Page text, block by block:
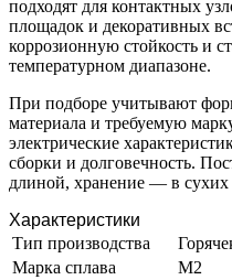
подходят для контактных
площадок и декоративных
коррозионную стойкость и
температурном диапазоне.
При подборе учитывают
материала и требуемую
электрические
сборки и долговечность.
длиной, хранение — в
Характеристики
Тип производства
Марка сплава
M2